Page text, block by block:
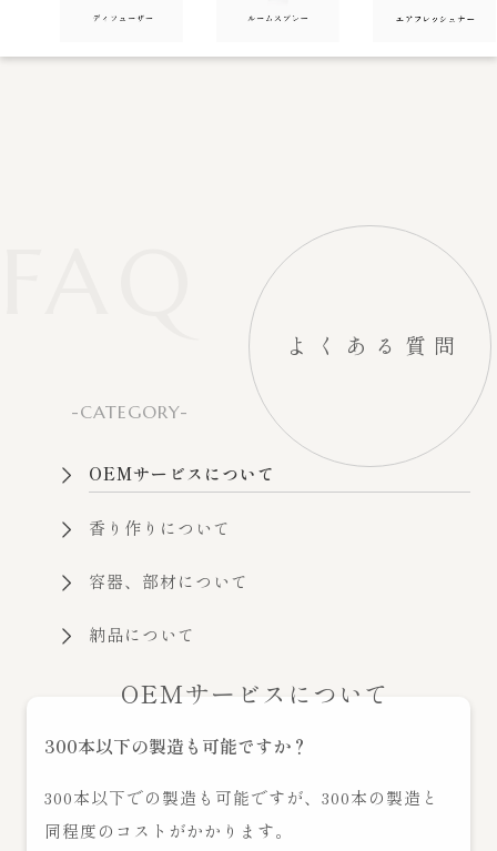
よくある質問
-CATEGORY-
OEMサービスについて
香り作りについて
容器、部材について
納品について
OEMサービスについて
300本以下の製造も可能ですか？
300本以下での製造も可能ですが、300本の製造と
同程度のコストがかかります。